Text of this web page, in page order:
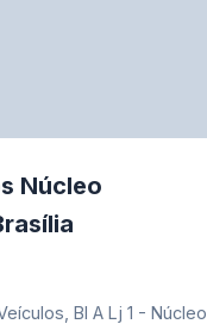
Núcleo
Bl A Lj 1 - Núcleo